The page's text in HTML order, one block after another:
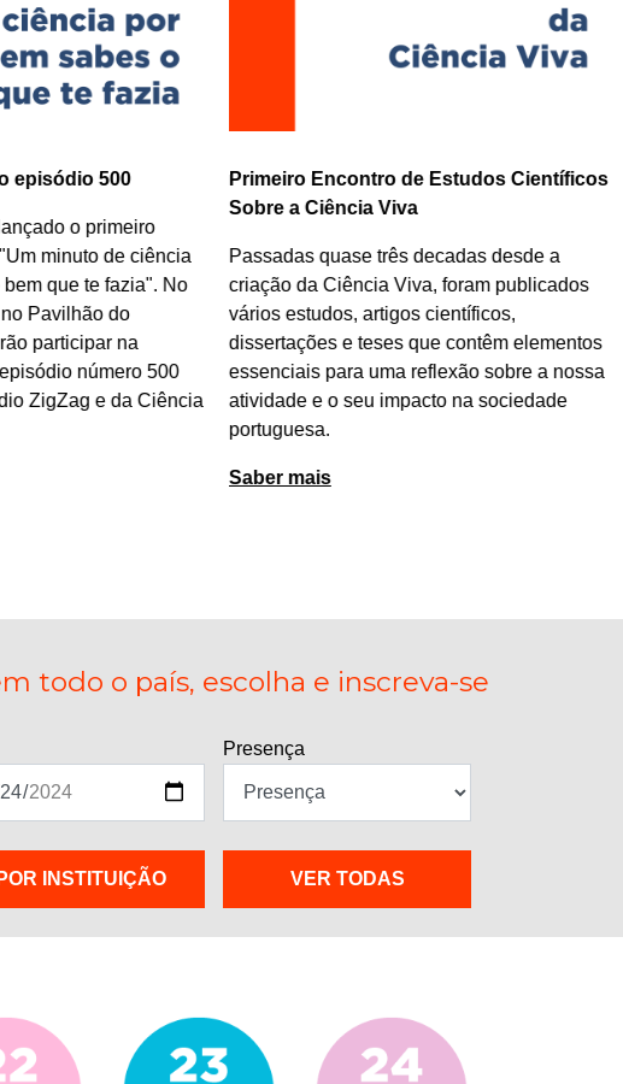
episódio 500
o primeiro
minuto de ciência
que te fazia". No
Pavilhão do
participar na
número 500
ZigZag e da Ciência
Primeiro Encontro de Estudos Científicos
Sobre a Ciência Viva
Passadas quase três decadas desde a
criação da Ciência Viva, foram publicados
vários estudos, artigos científicos,
dissertações e teses que contêm elementos
essenciais para uma reflexão sobre a nossa
atividade e o seu impacto na sociedade
portuguesa.
Saber mais
todo o país, escolha e inscreva-se
Presença
POR INSTITUIÇÃO VER TODAS